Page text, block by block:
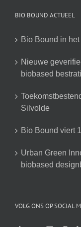
BIO BOUND ACTUEEL
Bio Bound in
Nieuwe
biobased
Silvolde
Bio Bound viert
Urban Green
biobased
VOLG ONS OP SOCIAL